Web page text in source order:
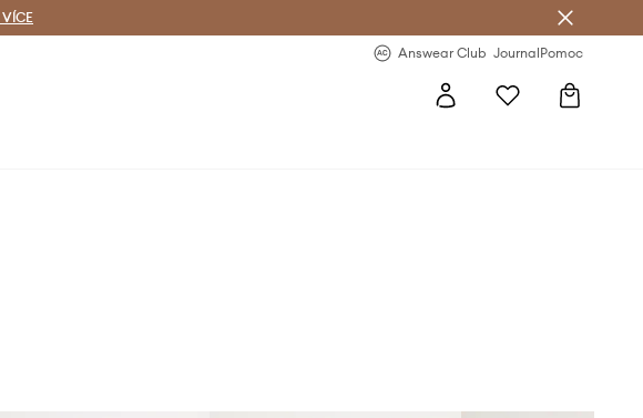
VÍCE
Answear Club JournalPomoc